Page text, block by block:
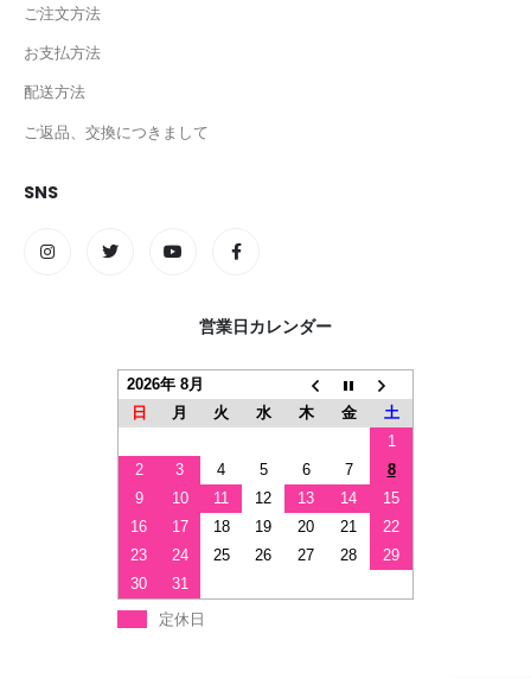
ご注文方法
お支払方法
配送方法
ご返品、交換につきまして
SNS
営業日カレンダー
2026年 8月
日
月 火 水 木 金
土
1
2
3 4 5 6 7
8
9
10 11 12 13 14
15
16
17 18 19 20 21
22
23
24 25 26 27 28
29
30
31
定休日